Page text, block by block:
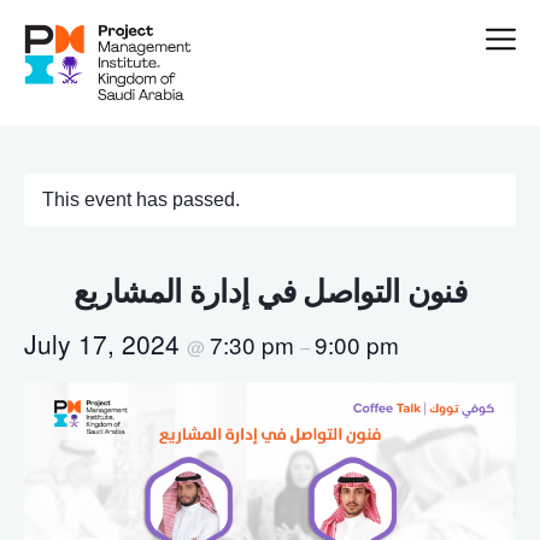
This event has passed.
فنون التواصل في إدارة المشاريع
July 17, 2024 @ 7:30 pm –9:00 pm